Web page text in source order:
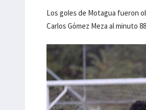
Los goles de Motagua fueron
Carlos Gómez Meza al minuto